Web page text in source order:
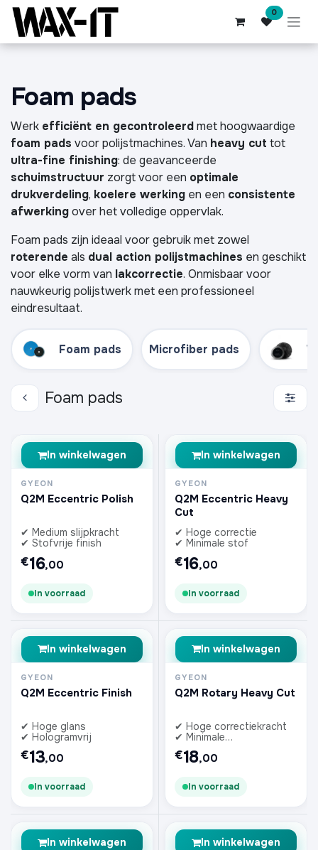
Overslaan naar inhoud 0
Foam pads
Werk efficiënt en gecontroleerdmet hoogwaardige
foam pads voor polijstmachines. Van heavy cut tot
ultra-fine finishing: de geavanceerde
schuimstructuur zorgt voor een optimale
drukverdeling, koelere werking en een consistente
afwerkingover het volledige oppervlak.
Foam pads zijn ideaal voor gebruik met zowel
roterende als dual action polijstmachines en geschikt
voor elke vorm van lakcorrectie. Onmisbaar voor
nauwkeurig polijstwerk met een professioneel
eindresultaat.
Foam pads Microfiber pads
Foam pads
In winkelwagen
GYEON
Q2M Eccentric Polish
✔ Medium slijpkracht
✔ Stofvrije finish
€16,00
In voorraad
In winkelwagen
GYEON
Q2M Eccentric Heavy
Cut
✔ Hoge correctie
✔ Minimale stof
€16,00
In voorraad
In winkelwagen
GYEON
Q2M Eccentric Finish
✔ Hoge glans
✔ Hologramvrij
€13,00
In voorraad
In winkelwagen
GYEON
Q2M Rotary Heavy Cut
✔ Hoge correctiekracht
✔ Minimale
stofontwikkeling
€18,00
In voorraad
In winkelwagen In winkelwagen